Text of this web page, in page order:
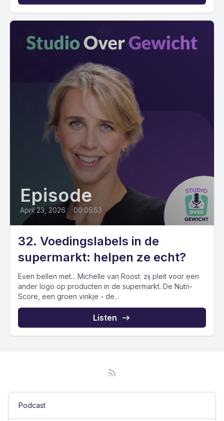
Episode
April 23, 2026 • 00:05:53
32. Voedingslabels in de
supermarkt: helpen ze echt?
Even bellen met... Michelle van Roost: zij pleit voor een
ander logo op producten in de supermarkt. De Nutri-
Score, een groen vinkje - de...
Listen
Podcast